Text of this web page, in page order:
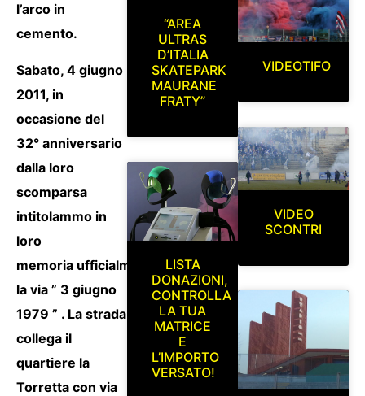
l’arco in
cemento.
Sabato, 4 giugno
2011, in
occasione del
32° anniversario
dalla loro
scomparsa
intitolammo in
loro
memoria ufficialmente
la via ” 3 giugno
1979 ” . La strada
collega il
quartiere la
Torretta con via
“AREA
ULTRAS
D’ITALIA
SKATEPARK
MAURANE
FRATY”
LISTA
DONAZIONI,
CONTROLLA
LA TUA
MATRICE
E
L’IMPORTO
VERSATO!
VIDEOTIFO
VIDEO
SCONTRI